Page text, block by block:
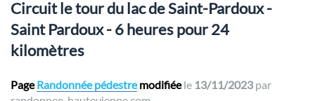
Circuit le tour du lac de Saint-Pardoux -
Saint Pardoux - 6 heures pour 24
kilomètres
PageRandonnée pédestremodifiéele 13/11/2023 par